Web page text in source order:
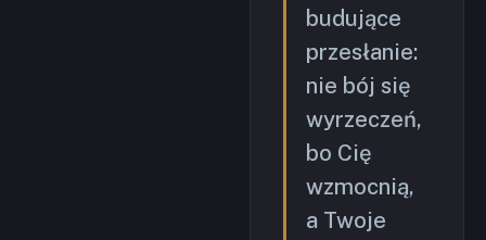
budujące
przesłanie:
nie bój się
wyrzeczeń,
bo Cię
wzmocnią,
a Twoje